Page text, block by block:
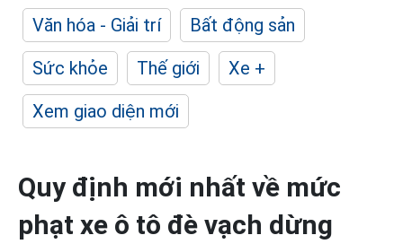
Văn hóa - Giải trí
Bất động sản
Sức khỏe
Thế giới
Xe +
Xem giao diện mới
Quy định mới nhất về mức
phạt xe ô tô đè vạch dừng